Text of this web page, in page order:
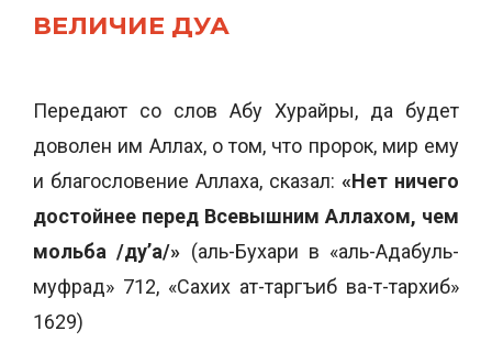
ВЕЛИЧИЕ ДУА
Передают со слов Абу Хурайры, да будет
доволен им Аллах, о том, что пророк, мир ему
и благословение Аллаха, сказал: «Нет ничего
достойнее перед Всевышним Аллахом, чем
мольба /ду’а/» (аль-Бухари в «аль-Адабуль-
муфрад» 712, «Сахих ат-таргъиб ва-т-тархиб»
1629)